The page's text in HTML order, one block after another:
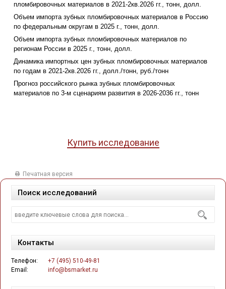
пломбировочных материалов в 2021-2кв.2026 гг., тонн, долл.
Объем импорта зубных пломбировочных материалов в Россию
по федеральным округам в 2025 г., тонн, долл.
Объем импорта зубных пломбировочных материалов по
регионам России в 2025 г., тонн, долл.
Динамика импортных цен зубных пломбировочных материалов
по годам в 2021-2кв.2026 гг., долл./тонн, руб./тонн
Прогноз российского рынка зубных пломбировочных
материалов по 3-м сценариям развития в 2026-2036 гг., тонн
Купить исследование
Печатная версия
Поиск исследований
Контакты
Телефон:
+7 (495) 510-49-81
Email:
info@bsmarket.ru